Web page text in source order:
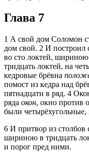
Глава 7
1 А свой дом Соломон
дом свой. 2 И построил
во сто локтей,
тридцать локтей, на
кедровые брёвна
помост из кедра над
пятнадцати в ряд. 4
ряда окон, окно против
были четырёхугольные,
6 И притвор из столбов
шириною в тридцать
и порог пред ними.